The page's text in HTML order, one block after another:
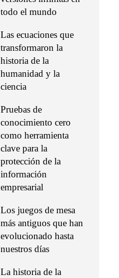
todo el mundo
Las ecuaciones que
transformaron la
historia de la
humanidad y la
ciencia
Pruebas de
conocimiento cero
como herramienta
clave para la
protección de la
información
empresarial
Los juegos de mesa
más antiguos que han
evolucionado hasta
nuestros días
La historia de la